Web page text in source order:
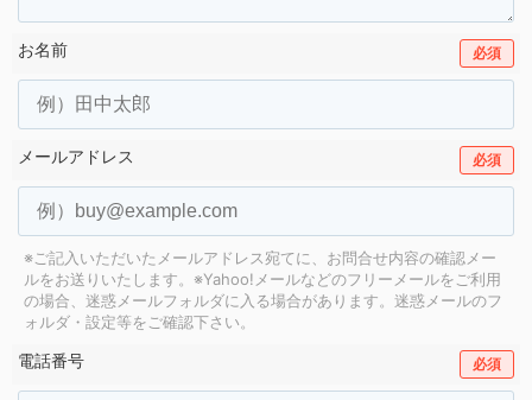
お名前 必須
メールアドレス 必須
※ご記入いただいたメールアドレス宛てに、お問合せ内容の確認メー
ルをお送りいたします。 ※Yahoo!メールなどのフリーメールをご利用
の場合、迷惑メールフォルダに入る場合があります。 迷惑メールのフ
ォルダ・設定等をご確認下さい。
電話番号 必須